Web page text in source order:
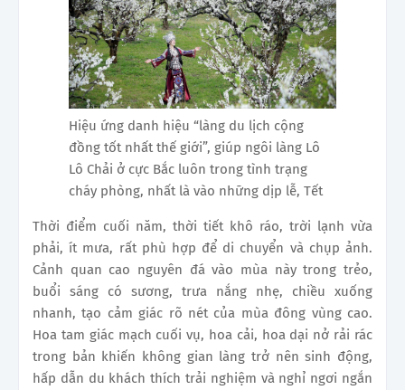
Hiệu ứng danh hiệu “làng du lịch cộng
đồng tốt nhất thế giới”, giúp ngôi làng Lô
Lô Chải ở cực Bắc luôn trong tình trạng
cháy phòng, nhất là vào những dịp lễ, Tết
Thời điểm cuối năm, thời tiết khô ráo, trời lạnh vừa
phải, ít mưa, rất phù hợp để di chuyển và chụp ảnh.
Cảnh quan cao nguyên đá vào mùa này trong trẻo,
buổi sáng có sương, trưa nắng nhẹ, chiều xuống
nhanh, tạo cảm giác rõ nét của mùa đông vùng cao.
Hoa tam giác mạch cuối vụ, hoa cải, hoa dại nở rải rác
trong bản khiến không gian làng trở nên sinh động,
hấp dẫn du khách thích trải nghiệm và nghỉ ngơi ngắn